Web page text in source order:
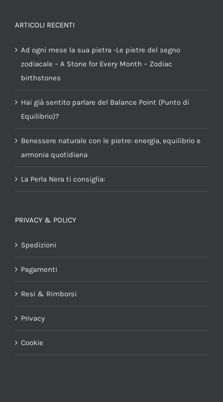
ARTICOLI RECENTI
Ad ogni mese la sua pietra -Le pietre del segno
zodiacale – A Stone for Every Month – Zodiac
birthstones
Hai già sentito parlare del Balance Point (Punto di
Equilibrio)?
Benessere naturale con le pietre: energia, equilibrio e
armonia quotidiana
La Perla Nera ti consiglia:
PRIVACY & POLICY
Spedizioni
Pagamenti
Resi & Rimborsi
Privacy
Cookie